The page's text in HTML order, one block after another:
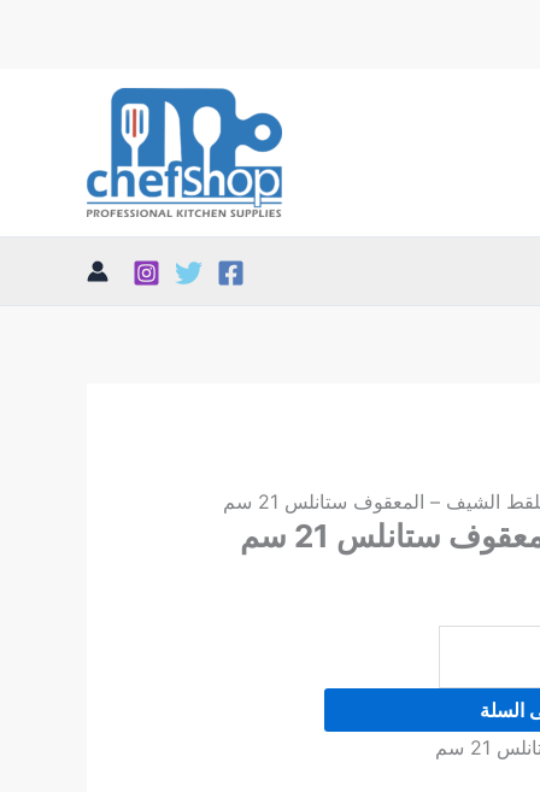
الشيف – المعقوف ستانلس 21 سم
ستانلس 21 سم
السلة
سم